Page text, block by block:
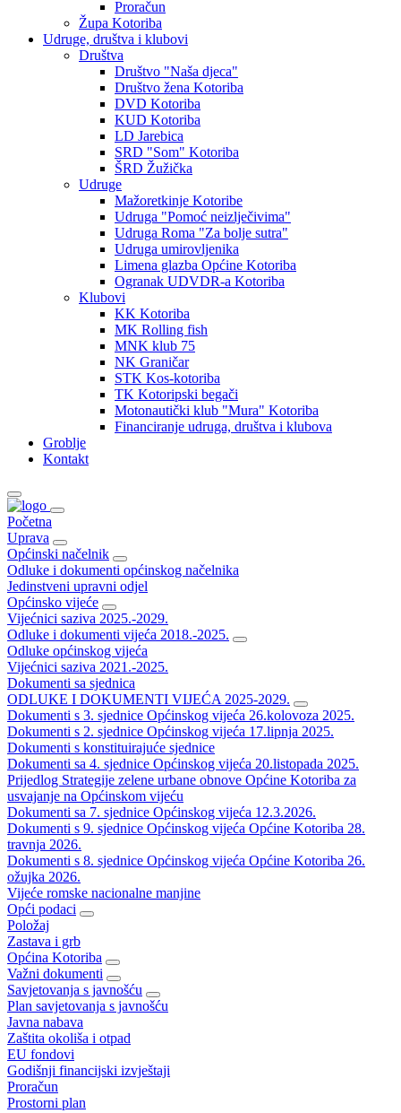
Proračun
Župa Kotoriba
Udruge, društva i klubovi
Društva
Društvo "Naša djeca"
Društvo žena Kotoriba
DVD Kotoriba
KUD Kotoriba
LD Jarebica
SRD "Som" Kotoriba
ŠRD Žužička
Udruge
Mažoretkinje Kotoribe
Udruga "Pomoć neizlječivima"
Udruga Roma "Za bolje sutra"
Udruga umirovljenika
Limena glazba Općine Kotoriba
Ogranak UDVDR-a Kotoriba
Klubovi
KK Kotoriba
MK Rolling fish
MNK klub 75
NK Graničar
STK Kos-kotoriba
TK Kotoripski begači
Motonautički klub "Mura" Kotoriba
Financiranje udruga, društva i klubova
Groblje
Kontakt
Početna
Uprava
Općinski načelnik
Odluke i dokumenti općinskog načelnika
Jedinstveni upravni odjel
Općinsko vijeće
Vijećnici saziva 2025.-2029.
Odluke i dokumenti vijeća 2018.-2025.
Odluke općinskog vijeća
Vijećnici saziva 2021.-2025.
Dokumenti sa sjednica
ODLUKE I DOKUMENTI VIJEĆA 2025-2029.
Dokumenti s 3. sjednice Općinskog vijeća 26.kolovoza 2025.
Dokumenti s 2. sjednice Općinskog vijeća 17.lipnja 2025.
Dokumenti s konstituirajuće sjednice
Dokumenti sa 4. sjednice Općinskog vijeća 20.listopada 2025.
Prijedlog Strategije zelene urbane obnove Općine Kotoriba za
usvajanje na Općinskom vijeću
Dokumenti sa 7. sjednice Općinskog vijeća 12.3.2026.
Dokumenti s 9. sjednice Općinskog vijeća Općine Kotoriba 28.
travnja 2026.
Dokumenti s 8. sjednice Općinskog vijeća Općine Kotoriba 26.
ožujka 2026.
Vijeće romske nacionalne manjine
Opći podaci
Položaj
Zastava i grb
Općina Kotoriba
Važni dokumenti
Savjetovanja s javnošću
Plan savjetovanja s javnošću
Javna nabava
Zaštita okoliša i otpad
EU fondovi
Godišnji financijski izvještaji
Proračun
Prostorni plan